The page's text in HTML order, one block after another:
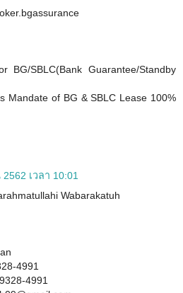
BG/SBLC(Bank Guarantee/Standby
Mandate of BG & SBLC Lease 100%
เวลา 10:01
Wabarakatuh
4991
4991